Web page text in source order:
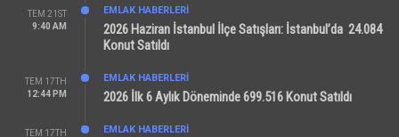
TEM 21ST
9:40 AM
EMLAK HABERLERI
2026 Haziran İstanbul İlçe Satışları: İstanbul’da 24.084
Konut Satıldı
TEM 17TH
12:44 PM
EMLAK HABERLERI
2026 İlk 6 Aylık Döneminde 699.516 Konut Satıldı
TEM 17TH EMLAK HABERLERI